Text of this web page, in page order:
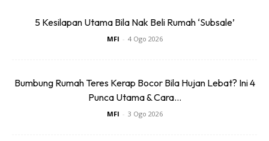
5 Kesilapan Utama Bila Nak Beli Rumah ‘Subsale’
MFI - 4 Ogo 2026
Bumbung Rumah Teres Kerap Bocor Bila Hujan Lebat? Ini 4
Punca Utama & Cara...
MFI - 3 Ogo 2026